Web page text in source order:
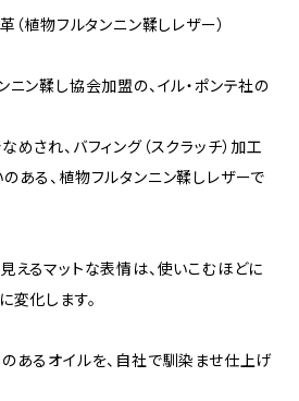
（植物フルタンニン鞣しレザー）
ニン鞣し協会加盟の、イル・ポンテ社の
され、バフィング（スクラッチ）加工
ある、植物フルタンニン鞣しレザーで
えるマットな表情は、使いこむほどに
変化します。
あるオイルを、自社で馴染ませ仕上げ